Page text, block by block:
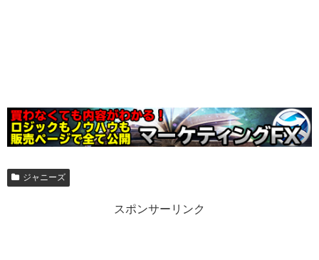
ジャニーズ
スポンサーリンク